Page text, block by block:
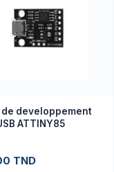
de developpement
ATTINY85
TND